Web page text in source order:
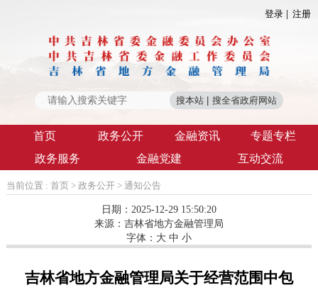
登录 注册
首页 政务公开 金融资讯
专题专栏
政务服务
金融党建 互动交流
当前位置 : 首页 > 政务公开> 通知公告
日期：2025-12-29 15:50:20
来源： 吉林省地方金融管理局
字体： 大 中 小
吉林省地方金融管理局关于经营范围中包